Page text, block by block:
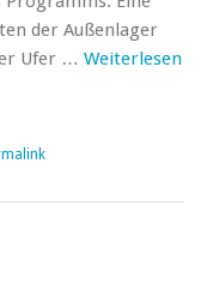
der Außenlager
Ufer … Weiterlesen